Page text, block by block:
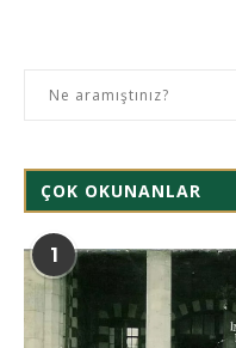
ÇOK OKUNANLAR
1